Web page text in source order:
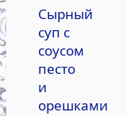
Сырный
суп с
соусом
песто
и
орешками